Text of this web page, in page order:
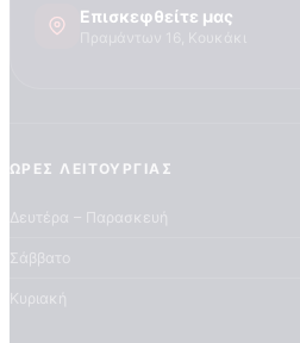
Επισκεφθείτε μας
ΏΡΕΣ ΛΕΙΤΟΥΡΓΊΑΣ
Δευτέρα – Παρασκευή
Σάββατο
Κυριακή